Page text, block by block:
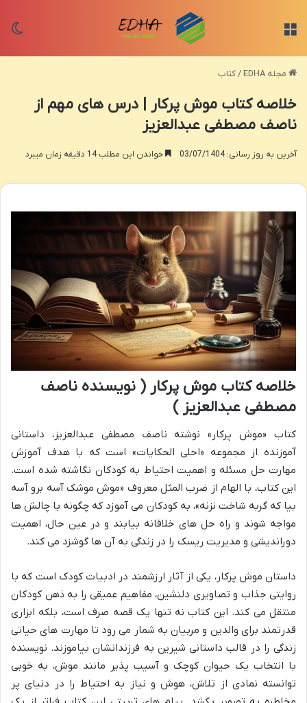
مجله EDHA /کتاب
خلاصه کتاب موش پرکار | درس های مهم از
ناصف مصطفی عبدالعزیز
آخرین به روز رسانی: 03/07/1404 خواندن این مطلب 14 دقیقه زمان میبرد
خلاصه کتاب موش پرکار ( نویسنده ناصف
مصطفی عبدالعزیز )
کتاب «موش پرکار» نوشته ناصف مصطفی عبدالعزیز، داستانی
آموزنده از مجموعه «احلی الحکایات» است که با هدف آموزش
مهارت حل مسئله و اهمیت احتیاط به کودکان نگاشته شده است.
این کتاب، با الهام از ضرب المثل معروف «موش موشک آسه برو آسه
بیا که گربه شاخت نزنه»، به کودکان می آموزد که چگونه با چالش ها
مواجه شوند و راه حل های خلاقانه بیابند و در عین حال، اهمیت
دوراندیشی و مدیریت ریسک را در زندگی به آن ها گوشزد می کند.
داستان موش پرکار، یکی از آثار ارزشمند در ادبیات کودک است که با
روایتی جذاب و تصاویری دلنشین، مفاهیم عمیقی را به ذهن کودکان
منتقل می کند. این کتاب نه تنها یک قصه صرف است، بلکه ابزاری
قدرتمند برای والدین و مربیان به شمار می رود تا مهارت های حیاتی
زندگی را در قالب داستانی شیرین به فرزندانشان بیاموزند. نویسنده
با انتخاب یک حیوان کوچک و آسیب پذیر مانند موش، به خوبی
توانسته نمادی از تلاش، هوش و نیاز به احتیاط را در دنیای پر